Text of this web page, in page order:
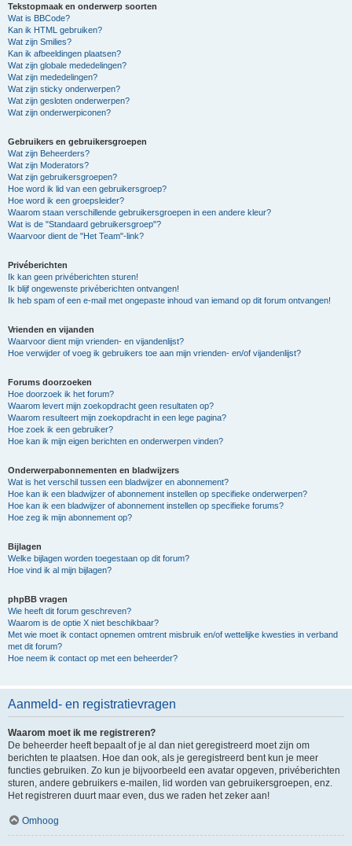
Tekstopmaak en onderwerp soorten
Wat is BBCode?
Kan ik HTML gebruiken?
Wat zijn Smilies?
Kan ik afbeeldingen plaatsen?
Wat zijn globale mededelingen?
Wat zijn mededelingen?
Wat zijn sticky onderwerpen?
Wat zijn gesloten onderwerpen?
Wat zijn onderwerpiconen?
Gebruikers en gebruikersgroepen
Wat zijn Beheerders?
Wat zijn Moderators?
Wat zijn gebruikersgroepen?
Hoe word ik lid van een gebruikersgroep?
Hoe word ik een groepsleider?
Waarom staan verschillende gebruikersgroepen in een andere kleur?
Wat is de "Standaard gebruikersgroep"?
Waarvoor dient de "Het Team"-link?
Privéberichten
Ik kan geen privéberichten sturen!
Ik blijf ongewenste privéberichten ontvangen!
Ik heb spam of een e-mail met ongepaste inhoud van iemand op dit forum ontvangen!
Vrienden en vijanden
Waarvoor dient mijn vrienden- en vijandenlijst?
Hoe verwijder of voeg ik gebruikers toe aan mijn vrienden- en/of vijandenlijst?
Forums doorzoeken
Hoe doorzoek ik het forum?
Waarom levert mijn zoekopdracht geen resultaten op?
Waarom resulteert mijn zoekopdracht in een lege pagina?
Hoe zoek ik een gebruiker?
Hoe kan ik mijn eigen berichten en onderwerpen vinden?
Onderwerpabonnementen en bladwijzers
Wat is het verschil tussen een bladwijzer en abonnement?
Hoe kan ik een bladwijzer of abonnement instellen op specifieke onderwerpen?
Hoe kan ik een bladwijzer of abonnement instellen op specifieke forums?
Hoe zeg ik mijn abonnement op?
Bijlagen
Welke bijlagen worden toegestaan op dit forum?
Hoe vind ik al mijn bijlagen?
phpBB vragen
Wie heeft dit forum geschreven?
Waarom is de optie X niet beschikbaar?
Met wie moet ik contact opnemen omtrent misbruik en/of wettelijke kwesties in verband
met dit forum?
Hoe neem ik contact op met een beheerder?
Aanmeld- en registratievragen
Waarom moet ik me registreren?
De beheerder heeft bepaalt of je al dan niet geregistreerd moet zijn om
berichten te plaatsen. Hoe dan ook, als je geregistreerd bent kun je meer
functies gebruiken. Zo kun je bijvoorbeeld een avatar opgeven, privéberichten
sturen, andere gebruikers e-mailen, lid worden van gebruikersgroepen, enz.
Het registreren duurt maar even, dus we raden het zeker aan!
Omhoog